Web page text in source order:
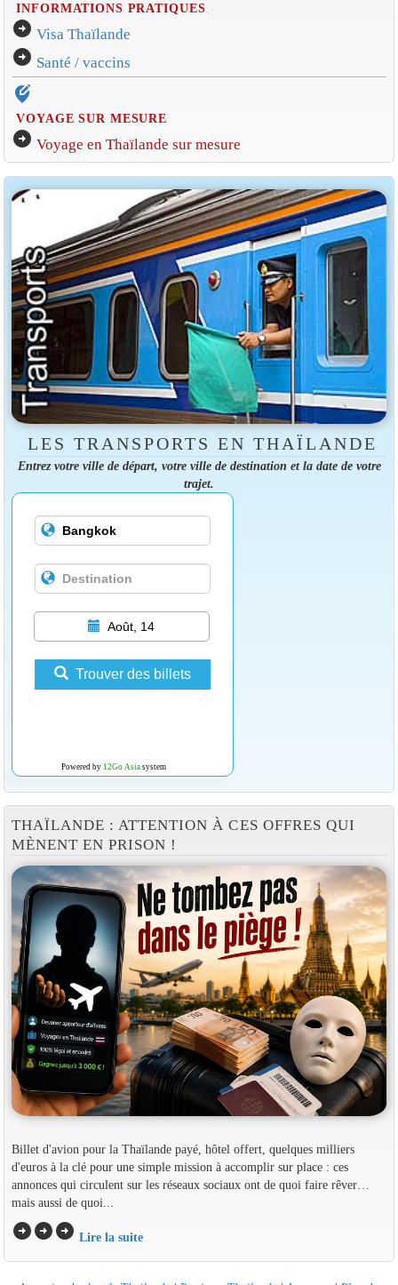
INFORMATIONS PRATIQUES
arrow_circle_right Visa Thaïlande
arrow_circle_right Santé / vaccins
edit_location_alt
VOYAGE SUR MESURE
arrow_circle_right Voyage en Thaïlande sur mesure
LES TRANSPORTS EN THAÏLANDE
Entrez votre ville de départ, votre ville de destination et la date de votre
trajet.
Août, 14
Trouver des billets
Powered by 12Go Asiasystem
THAÏLANDE : ATTENTION À CES OFFRES QUI
MÈNENT EN PRISON !
Billet d'avion pour la Thaïlande payé, hôtel offert, quelques milliers
d'euros à la clé pour une simple mission à accomplir sur place : ces
annonces qui circulent sur les réseaux sociaux ont de quoi faire rêver…
mais aussi de quoi...
arrow_circle_rightarrow_circle_rightarrow_circle_right Lire la suite